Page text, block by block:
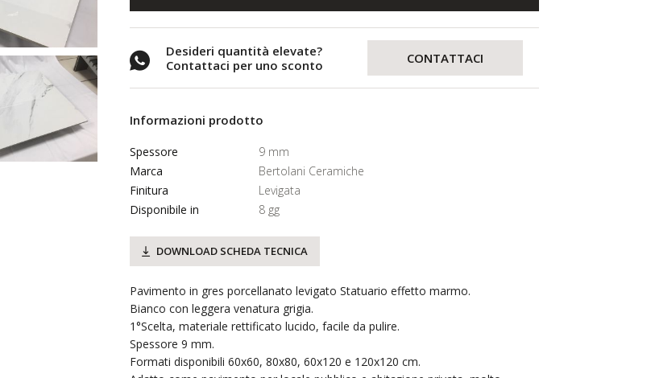
Desideri quantità elevate?
Contattaci per uno sconto
CONTATTACI
Informazioni prodotto
Spessore
9 mm
Marca
Bertolani Ceramiche
Finitura
Levigata
Disponibile in
8 gg
DOWNLOAD SCHEDA TECNICA
Pavimento in gres porcellanato levigato Statuario effetto marmo.
Bianco con leggera venatura grigia.
1°Scelta, materiale rettificato lucido, facile da pulire.
Spessore 9 mm.
Formati disponibili 60x60, 80x80, 60x120 e 120x120 cm.